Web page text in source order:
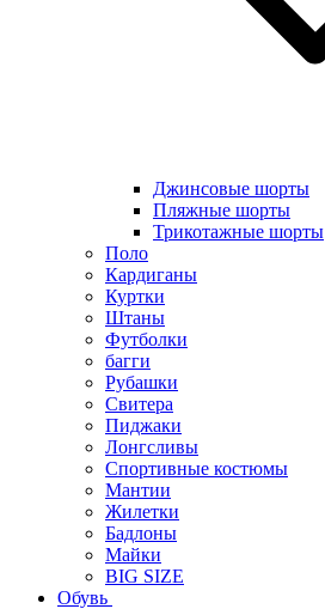
Джинсовые шорты
Пляжные шорты
Трикотажные шорты
Поло
Кардиганы
Куртки
Штаны
Футболки
багги
Рубашки
Свитера
Пиджаки
Лонгсливы
Спортивные костюмы
Мантии
Жилетки
Бадлоны
Майки
BIG SIZE
Обувь